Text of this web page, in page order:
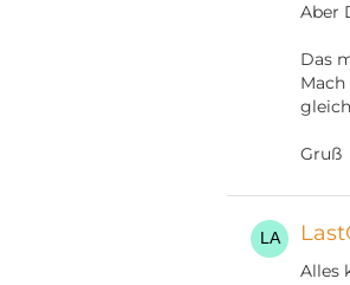
Aber
Das
Gruß
Alles